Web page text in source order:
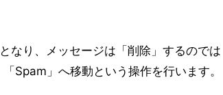
なり、メッセージは「削除」するのでは
Spam」へ移動という操作を行います。